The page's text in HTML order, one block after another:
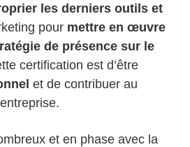
les derniers outils et
pour mettre en œuvre
de présence sur le
certification est d’être
et de contribuer au
et en phase avec la